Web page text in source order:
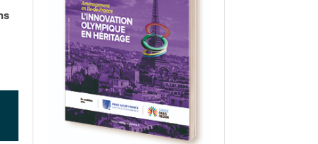
pour
ABF, ZAC : F. Vauglin détaille sa
pour l’urbanisme parisien- 17
de la tech et de la finance
marché de la location de luxe-